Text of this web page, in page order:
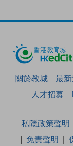
關於教城 最
人才招募
私隱政策聲明
免責聲明